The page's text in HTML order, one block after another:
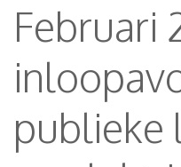
Februari
publieke